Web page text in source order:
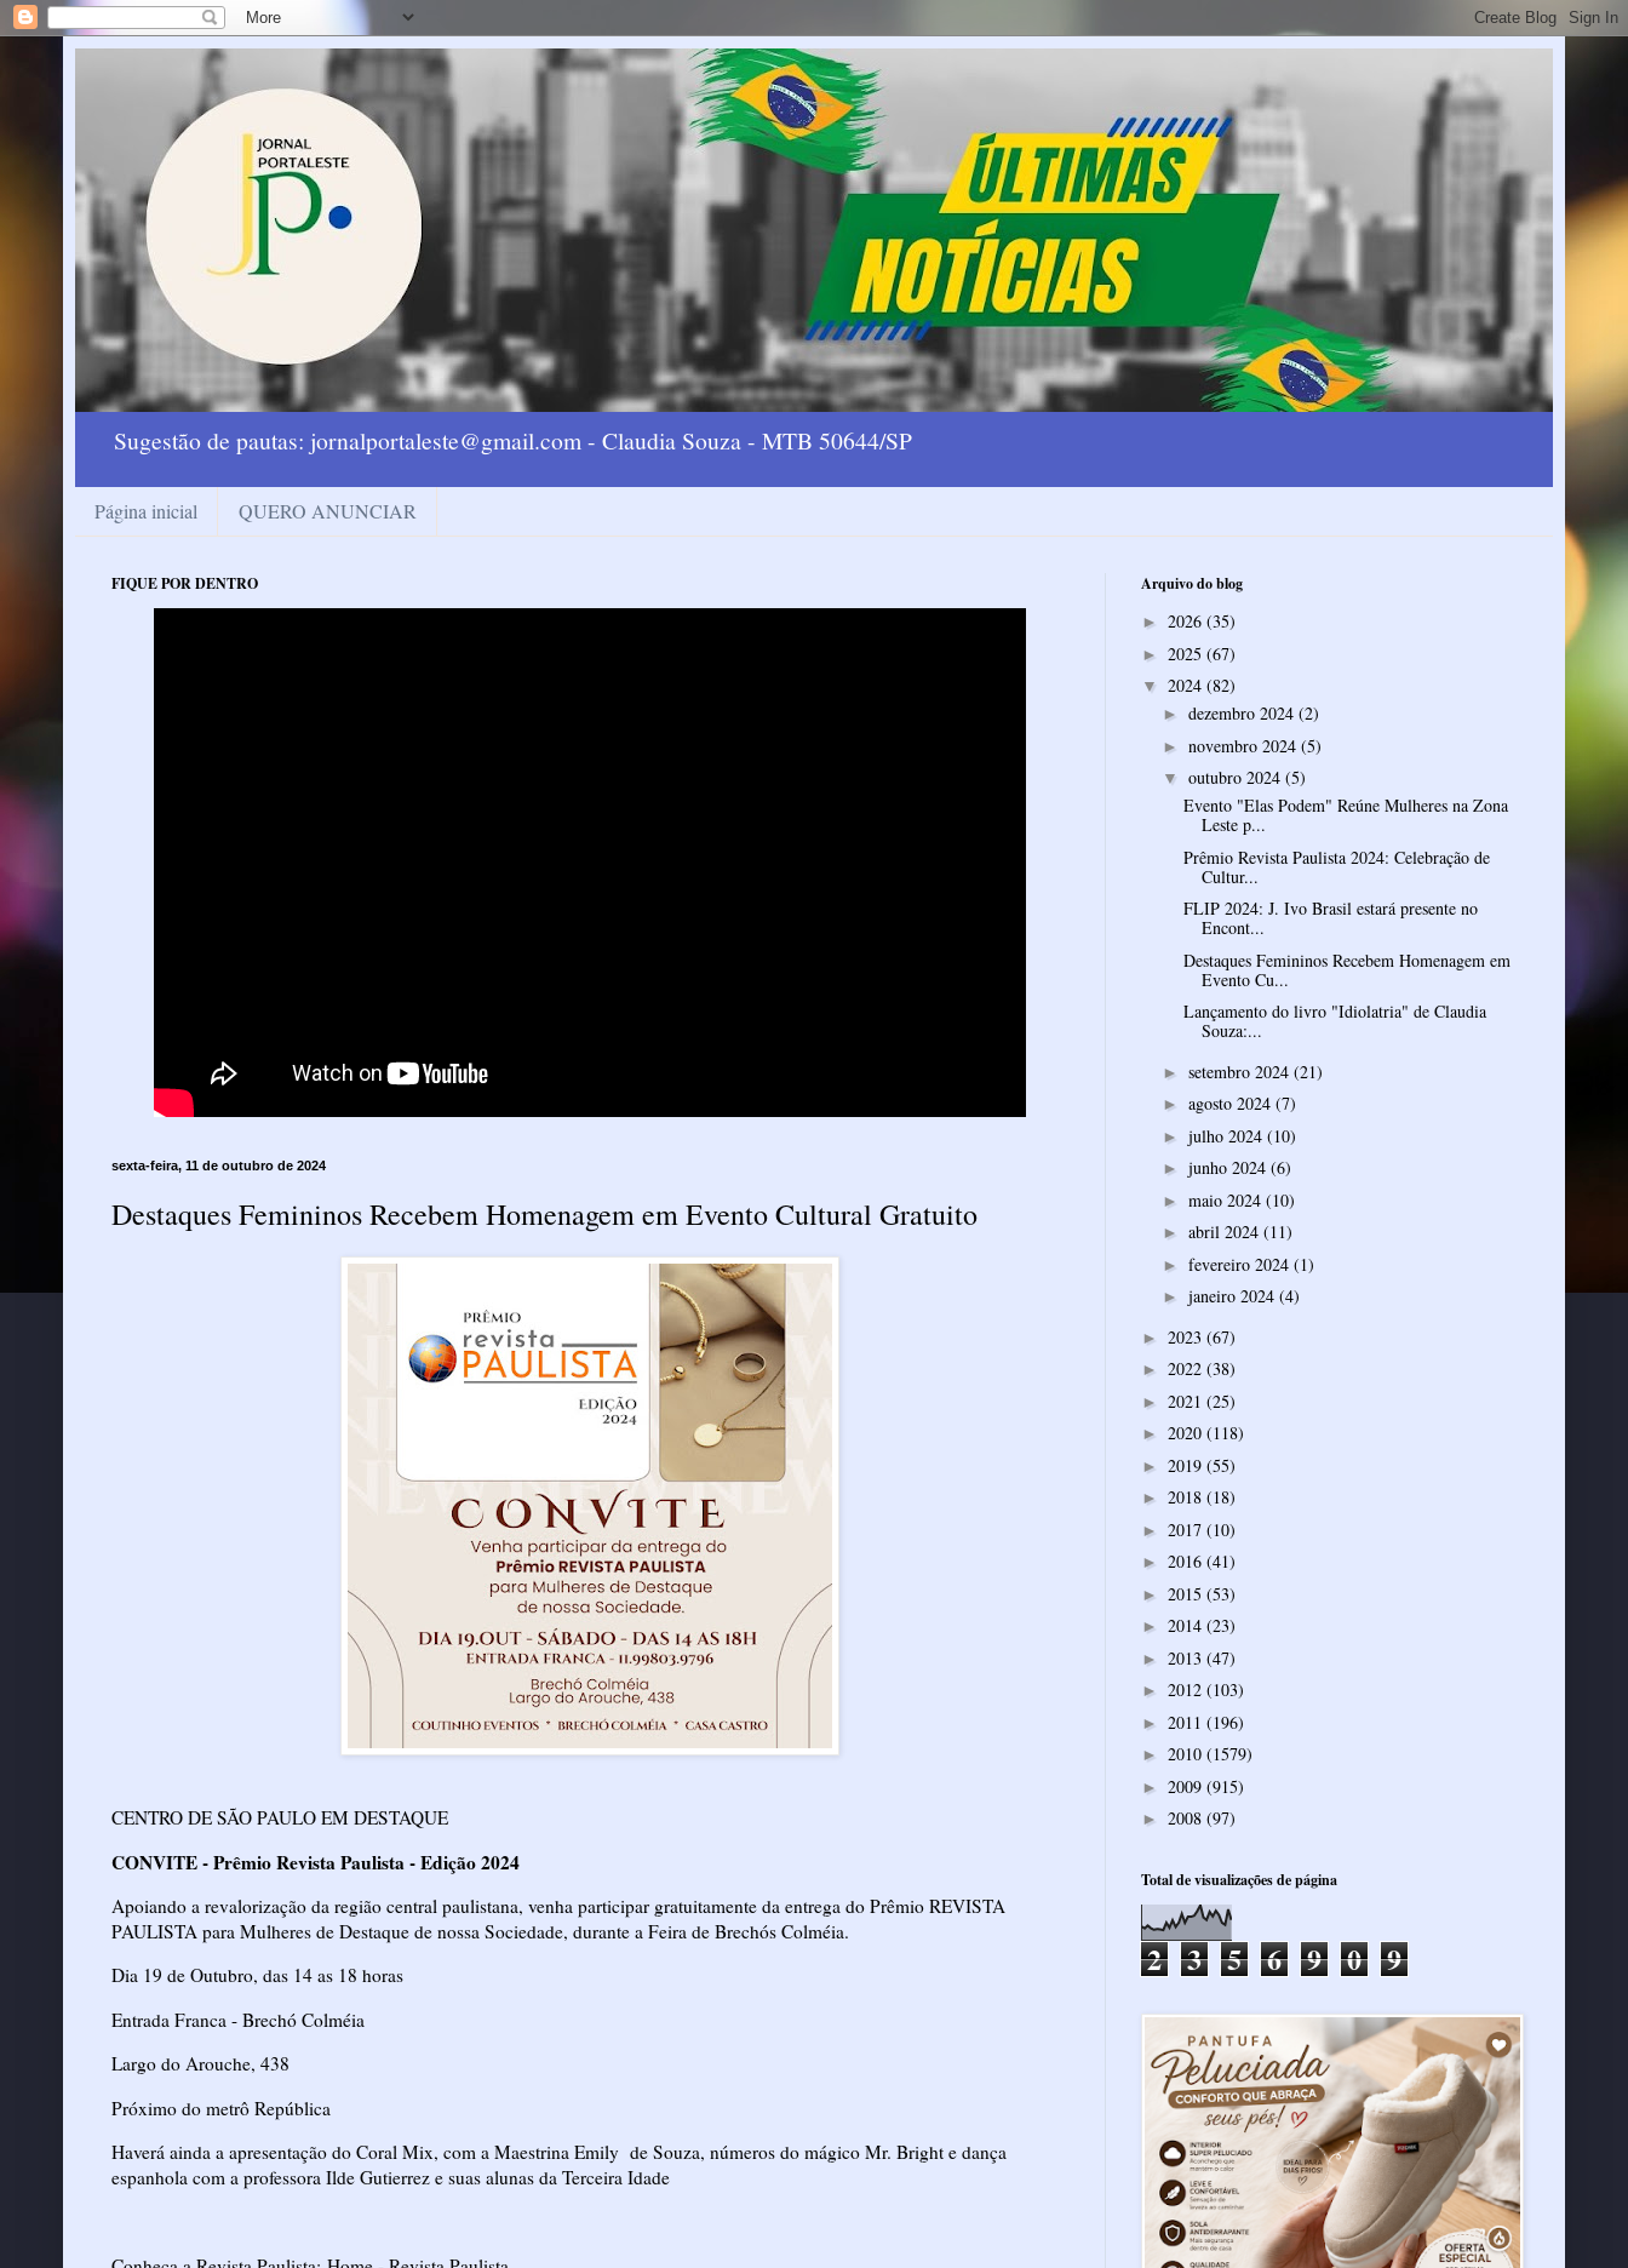
Sugestão de pautas: jornalportaleste@gmail.com - Claudia Souza - MTB 50644/SP
Página inicial QUERO ANUNCIAR
FIQUE POR DENTRO
sexta-feira, 11 de outubro de 2024
Destaques Femininos Recebem Homenagem em Evento Cultural Gratuito
CENTRO DE SÃO PAULO EM DESTAQUE
CONVITE - Prêmio Revista Paulista - Edição 2024
Apoiando a revalorização da região central paulistana, venha participar gratuitamente da entrega do Prêmio REVISTA
PAULISTA para Mulheres de Destaque de nossa Sociedade, durante a Feira de Brechós Colméia.
Dia 19 de Outubro, das 14 as 18 horas
Entrada Franca - Brechó Colméia
Largo do Arouche, 438
Próximo do metrô República
Haverá ainda a apresentação do Coral Mix, com a Maestrina Emily de Souza, números do mágico Mr. Bright e dança
espanhola com a professora Ilde Gutierrez e suas alunas da Terceira Idade
Arquivo do blog
► 2026 (35)
► 2025 (67)
▼ 2024 (82)
► dezembro 2024 (2)
► novembro 2024 (5)
▼ outubro 2024 (5)
Evento "Elas Podem" Reúne Mulheres na Zona
Leste p...
Prêmio Revista Paulista 2024: Celebração de
Cultur...
FLIP 2024: J. Ivo Brasil estará presente no
Encont...
Destaques Femininos Recebem Homenagem em
Evento Cu...
Lançamento do livro "Idiolatria" de Claudia
Souza:...
► setembro 2024 (21)
► agosto 2024 (7)
► julho 2024 (10)
► junho 2024 (6)
► maio 2024 (10)
► abril 2024 (11)
► fevereiro 2024 (1)
► janeiro 2024 (4)
► 2023 (67)
► 2022 (38)
► 2021 (25)
► 2020 (118)
► 2019 (55)
► 2018 (18)
► 2017 (10)
► 2016 (41)
► 2015 (53)
► 2014 (23)
► 2013 (47)
► 2012 (103)
► 2011 (196)
► 2010 (1579)
► 2009 (915)
► 2008 (97)
Total de visualizações de página
2 3 5 6 9 0 9